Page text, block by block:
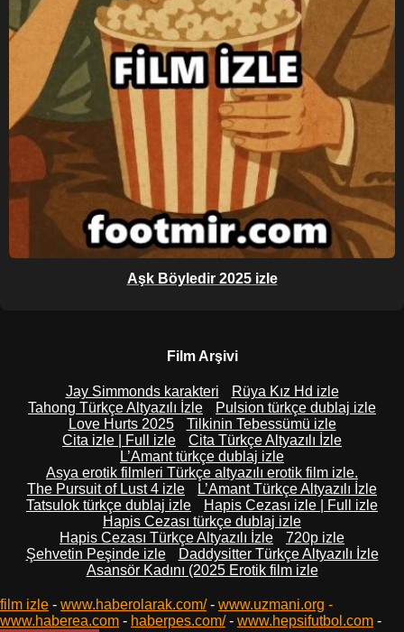
Aşk Böyledir 2025 izle
Film Arşivi
Jay Simmonds karakteri
Rüya Kız Hd izle
Tahong Türkçe Altyazılı İzle
Pulsion türkçe dublaj izle
Love Hurts 2025
Tilkinin Tebessümü izle
Cita izle | Full izle
Cita Türkçe Altyazılı İzle
L’Amant türkçe dublaj izle
Asya erotik filmleri Türkçe altyazılı erotik film izle.
The Pursuit of Lust 4 izle
L’Amant Türkçe Altyazılı İzle
Tatsulok türkçe dublaj izle
Hapis Cezası izle | Full izle
Hapis Cezası türkçe dublaj izle
Hapis Cezası Türkçe Altyazılı İzle
720p izle
Şehvetin Peşinde izle
Daddysitter Türkçe Altyazılı İzle
Asansör Kadını (2025 Erotik film izle
film izle - www.haberolarak.com/- www.uzmani.org -
www.haberea.com - haberpes.com/- www.hepsifutbol.com -